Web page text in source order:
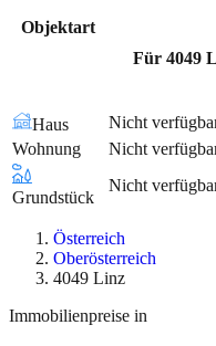
Objektart
Für 4049
Haus
Nicht
Wohnung
Nicht
Grundstück
Nicht
Österreich
Oberösterreich
4049 Linz
Immobilienpreise in